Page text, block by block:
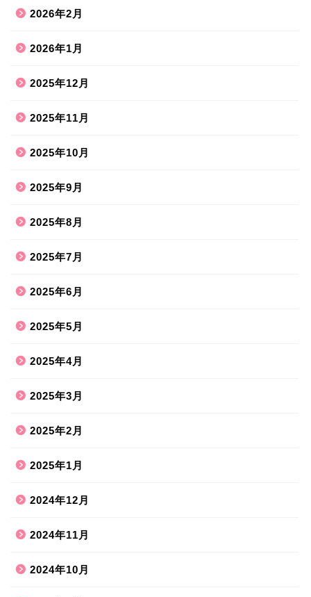
2026年2月
2026年1月
2025年12月
2025年11月
2025年10月
2025年9月
2025年8月
2025年7月
2025年6月
2025年5月
2025年4月
2025年3月
2025年2月
2025年1月
2024年12月
2024年11月
2024年10月